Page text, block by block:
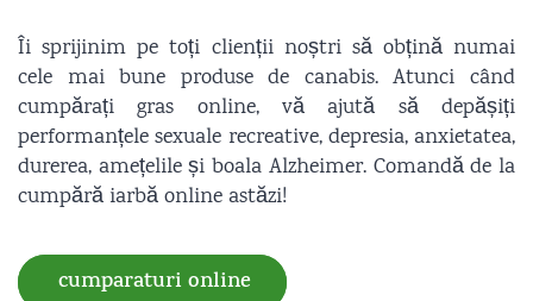
Îi sprijinim pe toți clienții noștri să obțină numai
cele mai bune produse de canabis. Atunci când
cumpărați gras online, vă ajută să depășiți
performanțele sexuale recreative, depresia, anxietatea,
durerea, amețelile și boala Alzheimer. Comandă de la
cumpără iarbă online astăzi!
cumparaturi online